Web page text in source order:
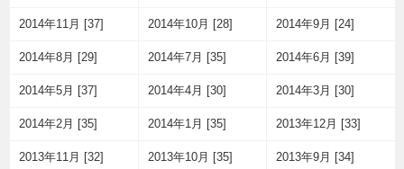
2014年11月 [37] 2014年10月 [28] 2014年9月 [24]
2014年8月 [29] 2014年7月 [35] 2014年6月 [39]
2014年5月 [37] 2014年4月 [30] 2014年3月 [30]
2014年2月 [35] 2014年1月 [35] 2013年12月 [33]
2013年11月 [32] 2013年10月 [35] 2013年9月 [34]